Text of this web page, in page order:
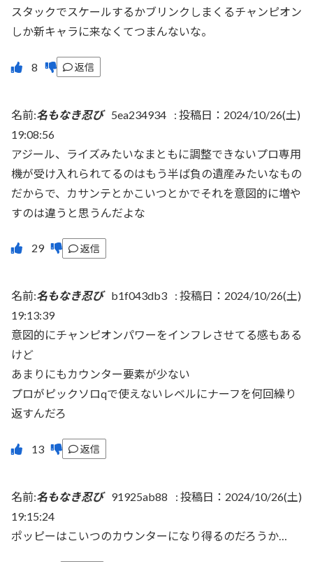
スタックでスケールするかブリンクしまくるチャンピオン
しか新キャラに来なくてつまんないな。
返信
名前:名もなき忍び 5ea234934 : 投稿日：2024/10/26(土)
19:08:56
アジール、ライズみたいなまともに調整できないプロ専用
機が受け入れられてるのはもう半ば負の遺産みたいなもの
だからで、カサンテとかこいつとかでそれを意図的に増や
すのは違うと思うんだよな
返信
名前:名もなき忍び b1f043db3 : 投稿日：2024/10/26(土)
19:13:39
意図的にチャンピオンパワーをインフレさせてる感もある
けど
あまりにもカウンター要素が少ない
プロがピックソロqで使えないレベルにナーフを何回繰り
返すんだろ
返信
名前:名もなき忍び 91925ab88 : 投稿日：2024/10/26(土)
19:15:24
ポッピーはこいつのカウンターになり得るのだろうか…